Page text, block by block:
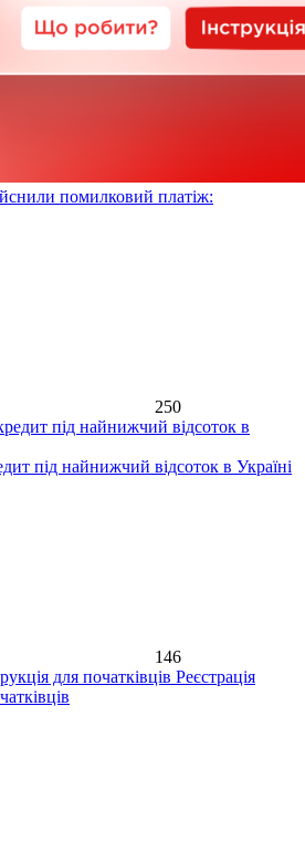
помилковий платіж:
250
під найнижчий відсоток в Україні
146
Реєстрація